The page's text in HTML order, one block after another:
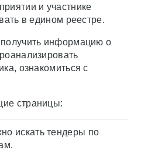
и участнике
в едином реестре.
информацию о
ознакомиться с
страницы:
искать тендеры по